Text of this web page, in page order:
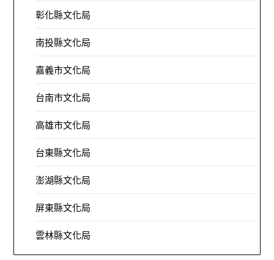
彰化縣文化局
南投縣文化局
嘉義市文化局
台南市文化局
高雄市文化局
台東縣文化局
澎湖縣文化局
屏東縣文化局
雲林縣文化局